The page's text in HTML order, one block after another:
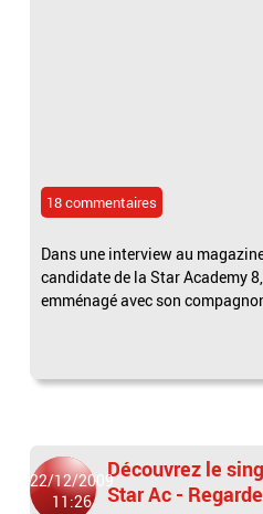
18 commentaires
Dans une interview au
candidate de la Star Academy
emménagé avec son
22/12/2009
11:26
Découvrez le
Star Ac -